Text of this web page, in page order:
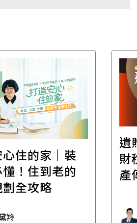
住的家｜裝
！住到老的
全攻略
羚
遺
財
產